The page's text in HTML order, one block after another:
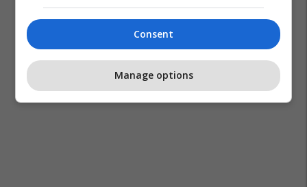
Consent
Manage options